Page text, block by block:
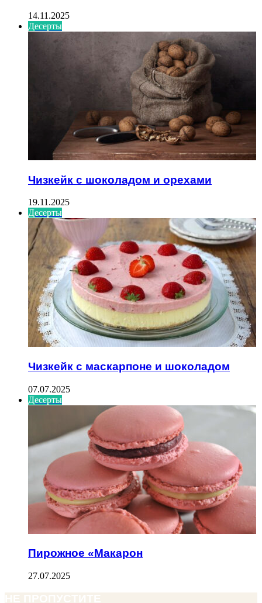
14.11.2025
Десерты
Чизкейк с шоколадом и орехами
19.11.2025
Десерты
Чизкейк с маскарпоне и шоколадом
07.07.2025
Десерты
Пирожное «Макарон
27.07.2025